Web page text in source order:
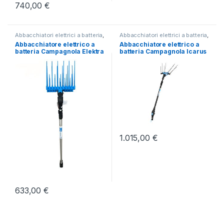
740,00€
Abbacchiatori elettrici a batteria,
Brucatura e Raccolta delle Olive
Abbacchiatore elettrico a
batteria Campagnola Elektra
633,00€
Abbacchiatori elettrici a batteria,
Brucatura e Raccolta delle Olive
Abbacchiatore elettrico a
batteria Campagnola Icarus
1.015,00 €